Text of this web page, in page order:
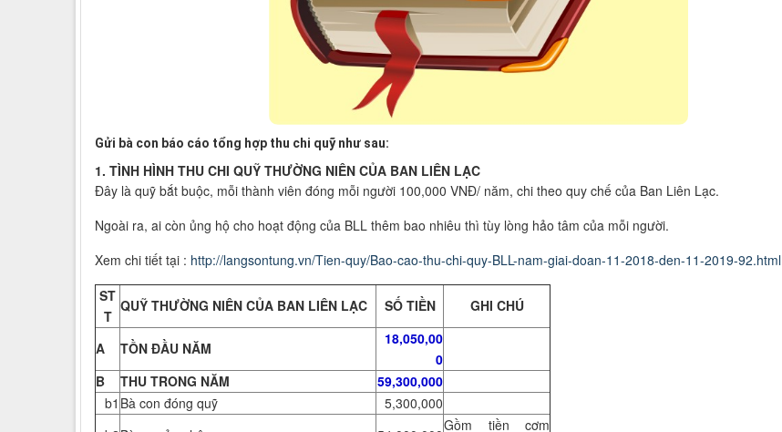
Gửi bà con báo cáo tổng hợp thu chi quỹ như sau:
1. TÌNH HÌNH THU CHI QUỸ THƯỜNG NIÊN CỦA BAN LIÊN LẠC
Đây là quỹ bắt buộc, mỗi thành viên đóng mỗi người 100,000 VNĐ/ năm, chi theo quy chế của Ban Liên Lạc.
Ngoài ra, ai còn ủng hộ cho hoạt động của BLL thêm bao nhiêu thì tùy lòng hảo tâm của mỗi người.
Xem chi tiết tại : http://langsontung.vn/Tien-quy/Bao-cao-thu-chi-quy-BLL-nam-giai-doan-11-2018-den-11-2019-92.html
ST
T
QUỸ THƯỜNG NIÊN CỦA BAN LIÊN LẠC SỐ TIỀN GHI CHÚ
A TỒN ĐẦU NĂM
18,050,00
0
B
THU TRONG NĂM
59,300,000
b1 Bà con đóng quỹ
5,300,000
Gồm tiền cơm